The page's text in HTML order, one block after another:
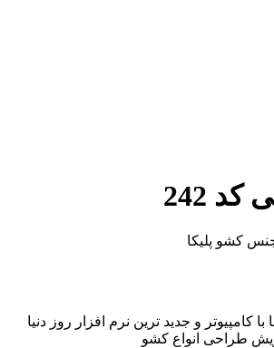
242
کامپیوتر و جدید ترین نرم افزار روز دنیا
طراحی انواع کشو